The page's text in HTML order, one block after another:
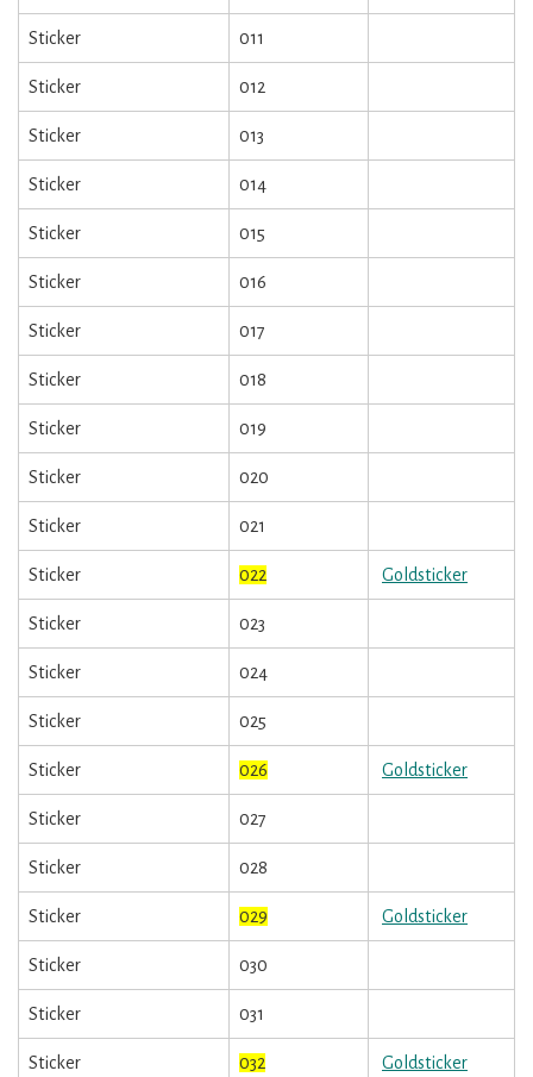
Sticker 011
Sticker 012
Sticker 013
Sticker 014
Sticker 015
Sticker 016
Sticker 017
Sticker 018
Sticker 019
Sticker 020
Sticker 021
Sticker 022 Goldsticker
Sticker 023
Sticker 024
Sticker 025
Sticker 026 Goldsticker
Sticker 027
Sticker 028
Sticker 029 Goldsticker
Sticker 030
Sticker 031
Sticker 032 Goldsticker